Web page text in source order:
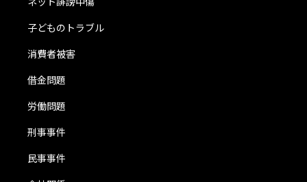
子どものトラブル
消費者被害
借金問題
労働問題
刑事事件
民事事件